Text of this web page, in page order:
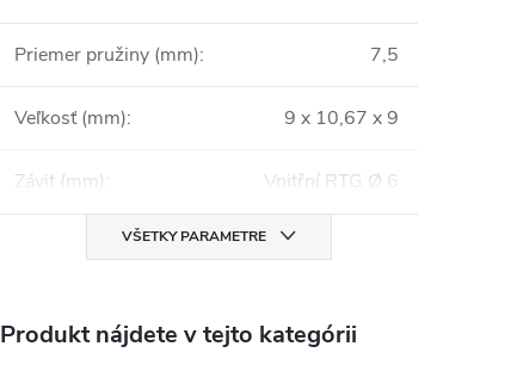
Priemer pružiny (mm): 7,5
Veľkosť (mm): 9 x 10,67 x 9
Závit (mm): Vnitřní RTG Ø 6
VŠETKY PARAMETRE
Produkt nájdete v tejto kategórii